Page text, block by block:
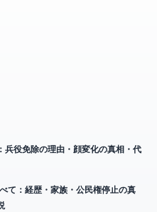
兵役免除の理由・顔変化の真相・代
て：経歴・家族・公民権停止の真